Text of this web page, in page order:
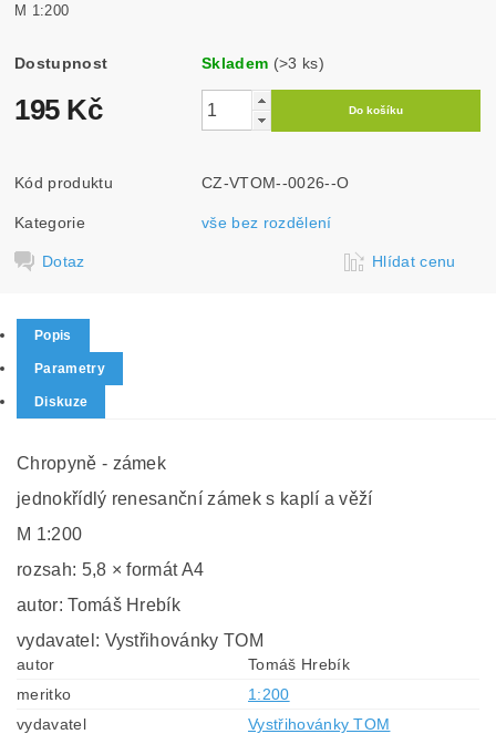
M 1:200
Dostupnost Skladem (>3 ks)
195 Kč
Kód produktu CZ-VTOM--0026--O
Kategorie vše bez rozdělení
Dotaz Hlídat cenu
Popis
Parametry
Diskuze
Chropyně - zámek
jednokřídlý renesanční zámek s kaplí a věží
M 1:200
rozsah: 5,8 × formát A4
autor: Tomáš Hrebík
vydavatel: Vystřihovánky TOM
autor
Tomáš Hrebík
meritko
1:200
vydavatel
Vystřihovánky TOM